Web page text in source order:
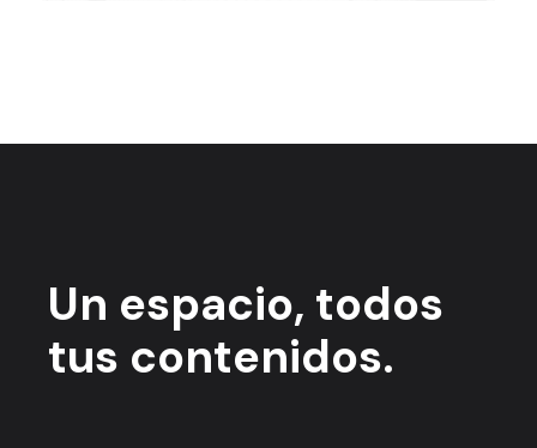
Un espacio, todos
tus contenidos.